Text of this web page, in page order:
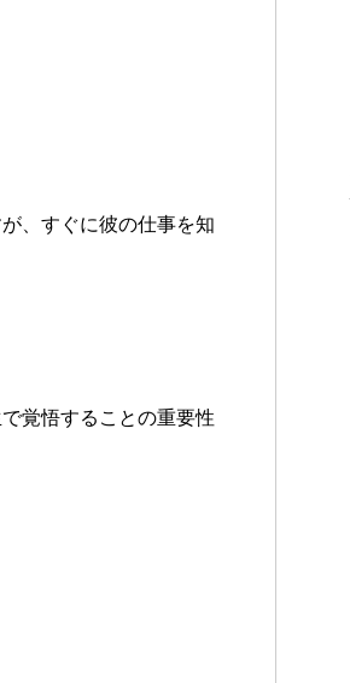
、すぐに彼の仕事を知
覚悟することの重要性